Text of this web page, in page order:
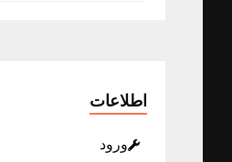
اطلاعات
ورود